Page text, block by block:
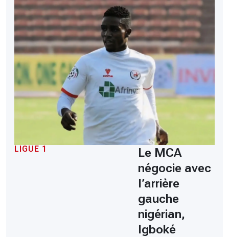
LIGUE 1
Le MCA
négocie avec
l’arrière
gauche
nigérian,
Igboké